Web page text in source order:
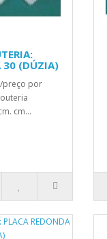
30 (DÚZIA)
preço por
cm...